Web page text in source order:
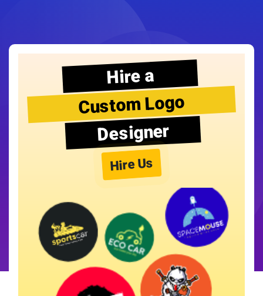
Hire a
Custom Logo
Designer
Hire Us